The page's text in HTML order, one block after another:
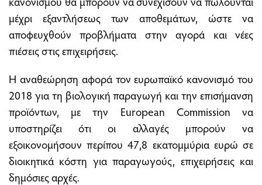
μέχρι εξαντλήσεως των αποθεμάτων, ώστε να
αποφευχθούν προβλήματα στην αγορά και νέες
πιέσεις στις επιχειρήσεις.
Η αναθεώρηση αφορά τον ευρωπαϊκό κανονισμό του
2018 για τη βιολογική παραγωγή και την επισήμανση
προϊόντων, με την European Commission να
υποστηρίζει ότι οι αλλαγές μπορούν να
εξοικονομήσουν περίπου 47,8 εκατομμύρια ευρώ σε
διοικητικά κόστη για παραγωγούς, επιχειρήσεις και
δημόσιες αρχές.